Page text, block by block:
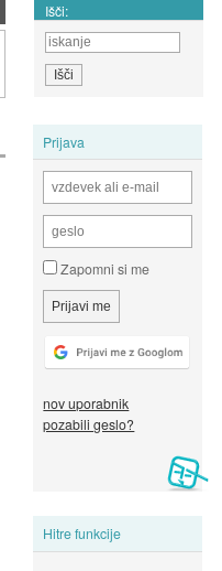
Išči:
Prijava
Zapomni si me
nov uporabnik
pozabili geslo?
Hitre funkcije